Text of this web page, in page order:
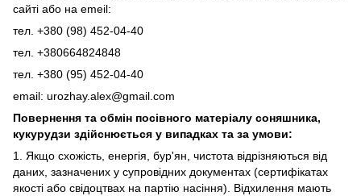
сайті або на emeil:
тел. +380 (98) 452-04-40
тел. +380664824848
тел. +380 (95) 452-04-40
email: urozhay.alex@gmail.com
Повернення та обмін посівного матеріалу соняшника,
кукурудзи здійснюється у випадках та за умови:
1. Якщо схожість, енергія, бур'ян, чистота відрізняються від
даних, зазначених у супровідних документах (сертифікатах
якості або свідоцтвах на партію насіння). Відхилення мають